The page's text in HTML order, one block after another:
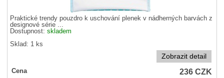
Praktické trendy pouzdro k uschování plenek v nádherných barvách z
designové série ...
Dostupnost:skladem
Sklad: 1 ks
Zobrazit detail
Cena 236CZK